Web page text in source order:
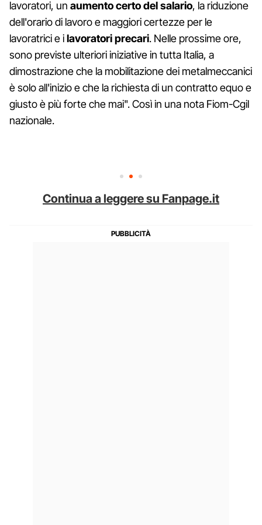
lavoratori, un aumento certo del salario, la riduzione
dell'orario di lavoro e maggiori certezze per le
lavoratrici e ilavoratoriprecari. Nelle prossime ore,
sono previste ulteriori iniziative in tutta Italia, a
dimostrazione che la mobilitazione dei metalmeccanici
è solo all'inizio e che la richiesta di un contratto equo e
giusto è più forte che mai". Così in una nota Fiom-Cgil
nazionale.
Continua a leggere su Fanpage.it